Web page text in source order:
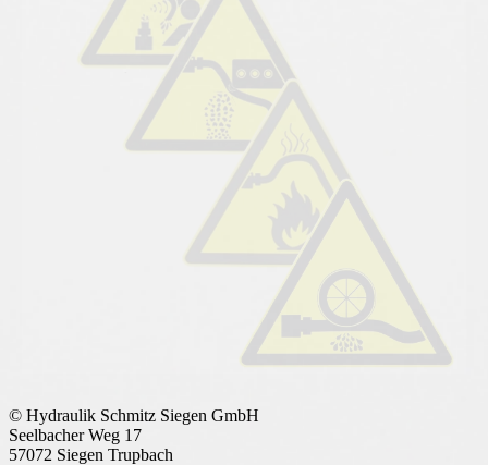
© Hydraulik Schmitz Siegen GmbH
Seelbacher Weg 17
57072 Siegen Trupbach